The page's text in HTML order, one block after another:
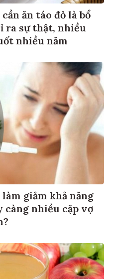
ăn táo đỏ là bổ
ra sự thật, nhiều
nhiều năm
giảm khả năng
càng nhiều cặp vợ